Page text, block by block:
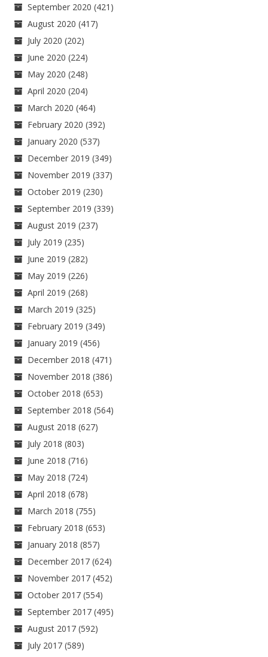
September 2020 (421)
August 2020 (417)
July 2020 (202)
June 2020 (224)
May 2020 (248)
April 2020 (204)
March 2020 (464)
February 2020 (392)
January 2020 (537)
December 2019 (349)
November 2019 (337)
October 2019 (230)
September 2019 (339)
August 2019 (237)
July 2019 (235)
June 2019 (282)
May 2019 (226)
April 2019 (268)
March 2019 (325)
February 2019 (349)
January 2019 (456)
December 2018 (471)
November 2018 (386)
October 2018 (653)
September 2018 (564)
August 2018 (627)
July 2018 (803)
June 2018 (716)
May 2018 (724)
April 2018 (678)
March 2018 (755)
February 2018 (653)
January 2018 (857)
December 2017 (624)
November 2017 (452)
October 2017 (554)
September 2017 (495)
August 2017 (592)
July 2017 (589)